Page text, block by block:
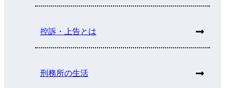
控訴・上告とは
刑務所の生活